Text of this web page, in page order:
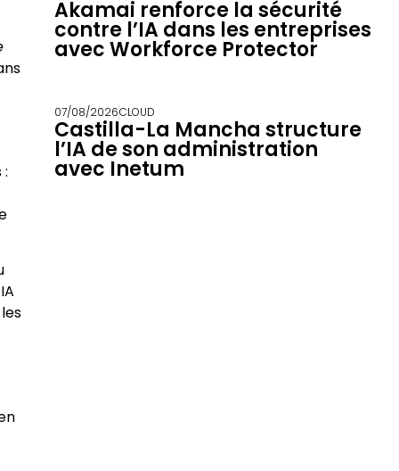
Akamai renforce la sécurité
contre l’IA dans les entreprises
avec Workforce Protector
07/08/2026CLOUD
Castilla-La Mancha structure
l’IA de son administration
avec Inetum